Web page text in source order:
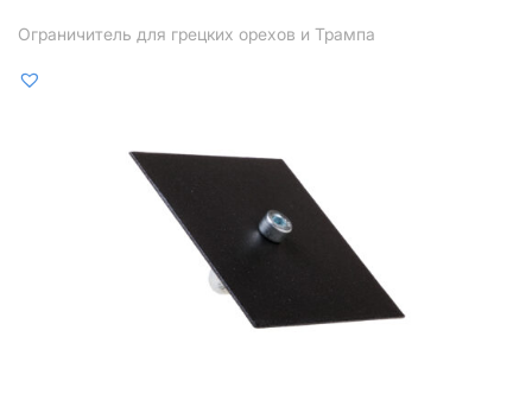
Ограничитель для грецких орехов и Трампа